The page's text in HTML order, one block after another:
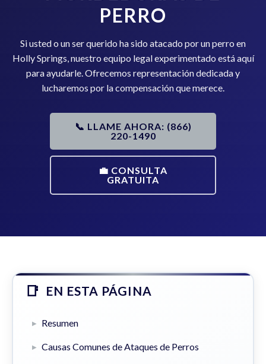
PERRO
Si usted o un ser querido ha sido atacado por un perro en
Holly Springs, nuestro equipo legal experimentado está aquí
para ayudarle. Ofrecemos representación dedicada y
lucharemos por la compensación que merece.
📞 LLAME AHORA: (866)
220-1490
💼 CONSULTA
GRATUITA
EN ESTA PÁGINA
Resumen
Causas Comunes de Ataques de Perros